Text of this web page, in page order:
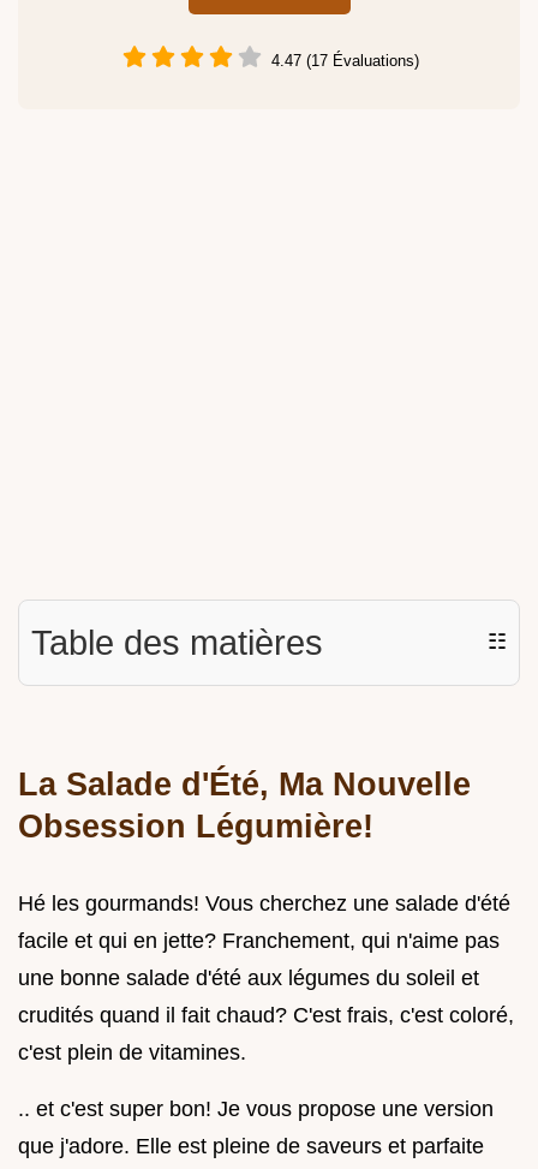
4.47 (17 Évaluations)
Table des matières ☷
La Salade d'Été, Ma Nouvelle
Obsession Légumière!
Hé les gourmands! Vous cherchez une salade d'été
facile et qui en jette? Franchement, qui n'aime pas
une bonne salade d'été aux légumes du soleil et
crudités quand il fait chaud? C'est frais, c'est coloré,
c'est plein de vitamines.
.. et c'est super bon! Je vous propose une version
que j'adore. Elle est pleine de saveurs et parfaite